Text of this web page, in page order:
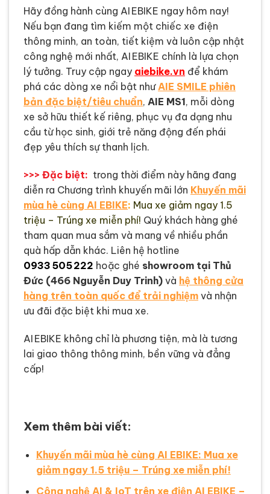
Hãy đồng hành cùng AI EBIKE ngay hôm nay!
Nếu bạn đang tìm kiếm một chiếc xe điện
thông minh, an toàn, tiết kiệm và luôn cập nhật
công nghệ mới nhất, AI EBIKE chính là lựa chọn
lý tưởng. Truy cập ngay aiebike.vn để khám
phá các dòng xe nổi bật nhưAIE SMILE phiên
bản đặc biệt/tiêu chuẩn, AIE MS1, mỗi dòng
xe sở hữu thiết kế riêng, phục vụ đa dạng nhu
cầu từ học sinh, giới trẻ năng động đến phái
đẹp yêu thích sự thanh lịch.
>>> Đặc biệt: trong thời điểm này hãng đang
diễn ra Chương trình khuyến mãi lớn Khuyến mãi
mùa hè cùng AI EBIKE: Mua xe giảm ngay 1.5
triệu – Trúng xe miễn phí! Quý khách hàng ghé
tham quan mua sắm và mang về nhiều phần
quà hấp dẫn khác. Liên hệ hotline
0933 505 222 hoặc ghé showroom tại Thủ
Đức (466 Nguyễn Duy Trinh) và hệ thông cửa
hàng trên toàn quốc để trải nghiệm và nhận
ưu đãi đặc biệt khi mua xe.
AI EBIKE không chỉ là phương tiện, mà là tương
lai giao thông thông minh, bền vững và đẳng
cấp!
Xem thêm bài viết:
Khuyến mãi mùa hè cùng AI EBIKE: Mua xe
giảm ngay 1.5 triệu – Trúng xe miễn phí!
Công nghệ AI & IoT trên xe điện AI EBIKE –